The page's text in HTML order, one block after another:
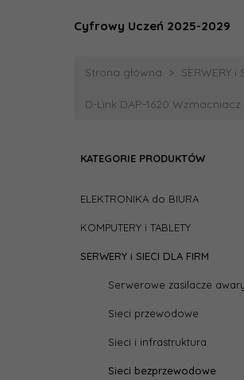
Cyfrowy Uczeń 2025-2029
Strona główna SERWERY i
D-Link DAP-1620
KATEGORIE PRODUKTÓW
ELEKTRONIKA do BIURA
KOMPUTERY i TABLETY
SERWERY i SIECI DLA FIRM
Serwerowe zasilacze
Sieci przewodowe
Sieci i infrastruktura
Sieci bezprzewodowe